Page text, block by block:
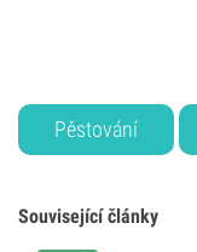
Pěstování
Související články